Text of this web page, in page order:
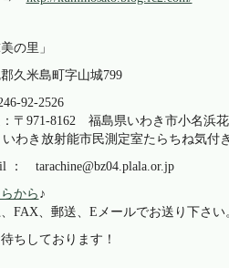
の里」
郡久米島町字山城799
92-2526
福島県いわき市小名浜花畑
射能市民測定室たらちね気付き
から♪
FAX、郵送、Eメールでお送り下さい
ちしております！